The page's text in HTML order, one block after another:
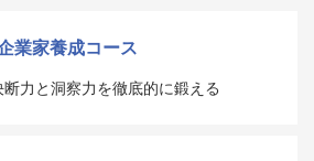
業家養成コース
力と洞察力を徹底的に鍛える